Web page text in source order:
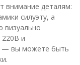
внимание деталям:
силуэту, а
визуально
220В и
— вы можете быть